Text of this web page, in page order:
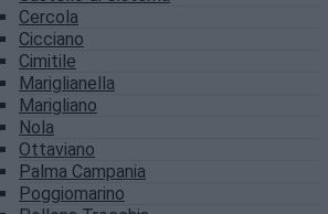
Cercola
Cicciano
Cimitile
Mariglianella
Marigliano
Nola
Ottaviano
Palma Campania
Poggiomarino